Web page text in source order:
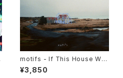
motifs - If This House Was
Bigger(12")
¥3,850